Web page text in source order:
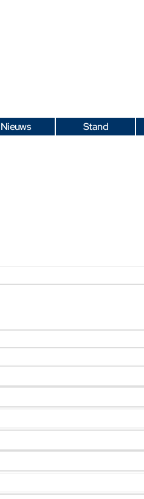
Nieuws Stand